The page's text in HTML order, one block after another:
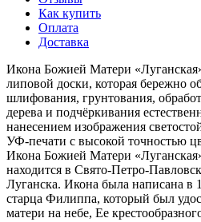
Как купить
Оплата
Доставка
Икона Божией Матери
липовой доски, которая бережно
шлифования, грунтования,
дерева и подчёркивания
нанесением изображения
УФ-печати с высокой точностью
Икона Божией Матери
находится в Свято-Петро-
Луганска. Икона была написана в
старца Филиппа, который был
матери на небе, Ее